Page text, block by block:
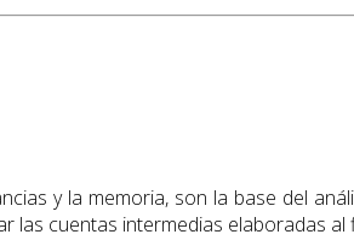
y la memoria, son la base del
las cuentas intermedias elaboradas